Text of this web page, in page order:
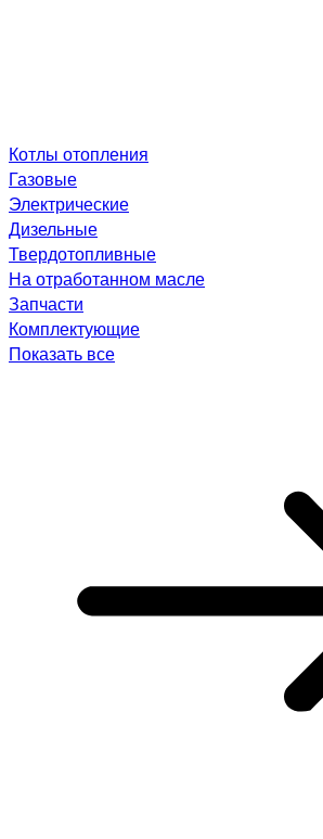
Котлы отопления
Газовые
Электрические
Дизельные
Твердотопливные
На отработанном масле
Запчасти
Комплектующие
Показать все